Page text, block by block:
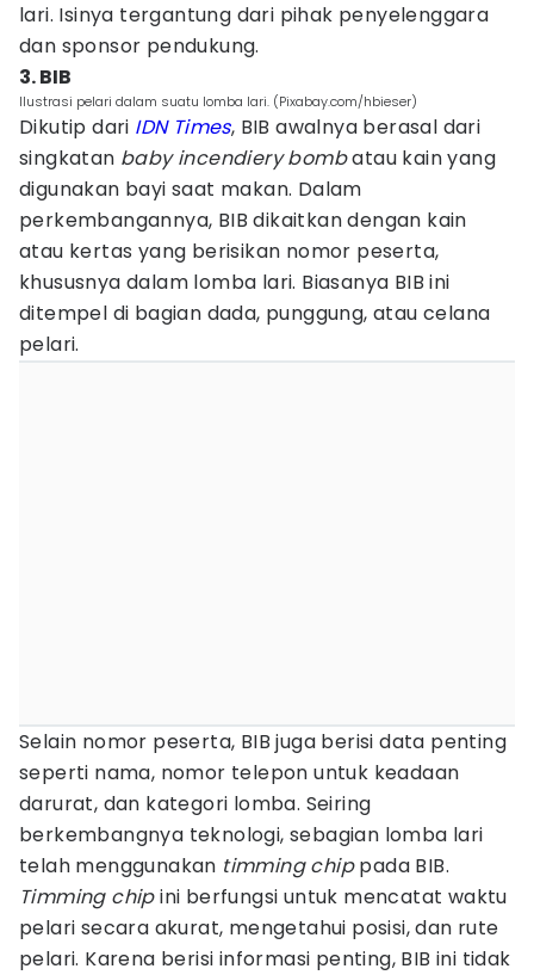
lari. Isinya tergantung dari pihak penyelenggara
dan sponsor pendukung.
3. BIB
Ilustrasi pelari dalam suatu lomba lari. (Pixabay.com/hbieser)
Dikutip dari IDN Times, BIB awalnya berasal dari
singkatan baby incendiery bombatau kain yang
digunakan bayi saat makan. Dalam
perkembangannya, BIB dikaitkan dengan kain
atau kertas yang berisikan nomor peserta,
khususnya dalam lomba lari. Biasanya BIB ini
ditempel di bagian dada, punggung, atau celana
pelari.
Selain nomor peserta, BIB juga berisi data penting
seperti nama, nomor telepon untuk keadaan
darurat, dan kategori lomba. Seiring
berkembangnya teknologi, sebagian lomba lari
telah menggunakan timming chippada BIB.
Timming chipini berfungsi untuk mencatat waktu
pelari secara akurat, mengetahui posisi, dan rute
pelari. Karena berisi informasi penting, BIB ini tidak